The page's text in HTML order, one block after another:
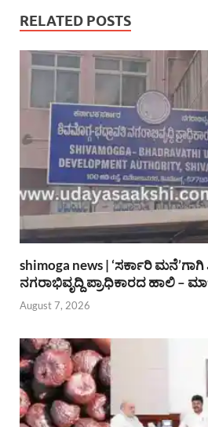
RELATED POSTS
shimoga news | ‘ಸರ್ಕಾರಿ
ನಗರಾಭಿವೃದ್ದಿ ಪ್ರಾಧಿಕಾರದ ಹಾಲಿ –
August 7, 2026